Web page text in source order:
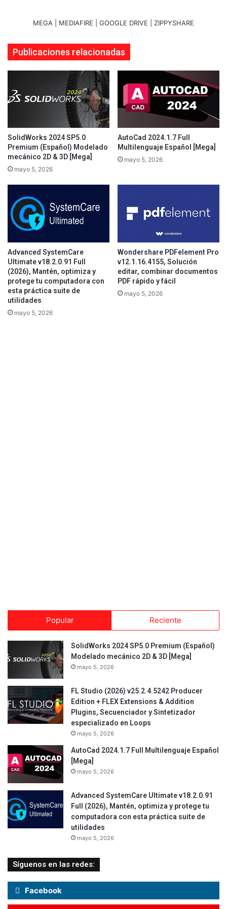
MEGA | MEDIAFIRE | GOOGLE DRIVE | ZIPPYSHARE
Publicaciones relacionadas
SolidWorks 2024 SP5.0
Premium (Español) Modelado
mecánico 2D & 3D [Mega]
mayo 5, 2026
AutoCad 2024.1.7 Full
Multilenguaje Español [Mega]
mayo 5, 2026
Advanced SystemCare
Ultimate v18.2.0.91 Full
(2026), Mantén, optimiza y
protege tu computadora con
esta práctica suite de
utilidades
mayo 5, 2026
Wondershare PDFelement Pro
v12.1.16.4155, Solución
editar, combinar documentos
PDF rápido y fácil
mayo 5, 2026
Popular Reciente
SolidWorks 2024 SP5.0 Premium (Español)
Modelado mecánico 2D & 3D [Mega]
mayo 5, 2026
FL Studio (2026) v25.2.4.5242 Producer
Edition + FLEX Extensions & Addition
Plugins, Secuenciador y Sintetizador
especializado en Loops
mayo 5, 2026
AutoCad 2024.1.7 Full Multilenguaje Español
[Mega]
mayo 5, 2026
Advanced SystemCare Ultimate v18.2.0.91
Full (2026), Mantén, optimiza y protege tu
computadora con esta práctica suite de
utilidades
mayo 5, 2026
Síguenos en las redes:
Facebook